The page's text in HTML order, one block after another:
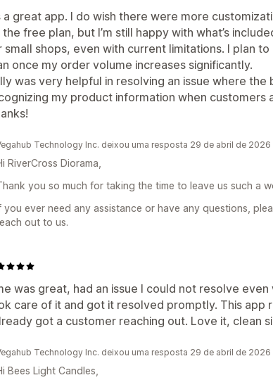
a great app. I do wish there were more
the free plan, but I’m still happy with what’s
small shops, even with current limitations. I plan
once my order volume increases significantly.
was very helpful in resolving an issue where the
my product information when customers
Technology Inc. deixou uma resposta 29 de abril de 2026
RiverCross Diorama,
you so much for taking the time to leave us such a
you ever need any assistance or have any questions,
out to us.
was great, had an issue I could not resolve even
care of it and got it resolved promptly. This app
got a customer reaching out. Love it, clean
Technology Inc. deixou uma resposta 29 de abril de 2026
Bees Light Candles,